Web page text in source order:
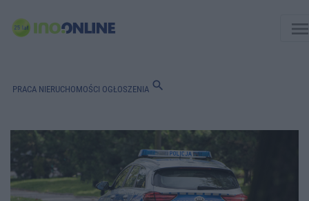
PRACA NIERUCHOMOŚCI OGŁOSZENIA search